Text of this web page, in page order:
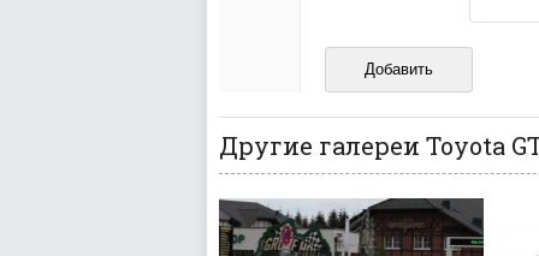
Не размещайте
И запаситесь терпением,
ваш отзыв может
Другие галереи Toyota